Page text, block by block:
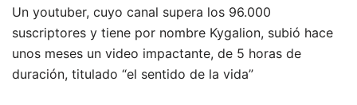
Un youtuber, cuyo canal supera los 96.000
suscriptores y tiene por nombre Kygalion, subió hace
unos meses un video impactante, de 5 horas de
duración, titulado “el sentido de la vida”